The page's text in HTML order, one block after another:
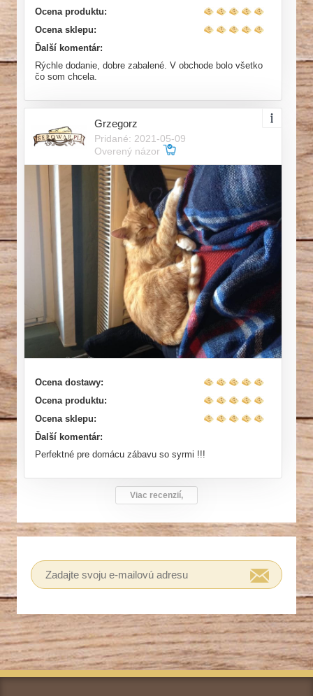
Ocena produktu:
Ocena sklepu:
Ďalší komentár:
Rýchle dodanie, dobre zabalené. V obchode bolo všetko
čo som chcela.
Grzegorz
Pridané: 2021-05-09
Overený názor
Ocena dostawy:
Ocena produktu:
Ocena sklepu:
Ďalší komentár:
Perfektné pre domácu zábavu so syrmi !!!
Viac recenzií,